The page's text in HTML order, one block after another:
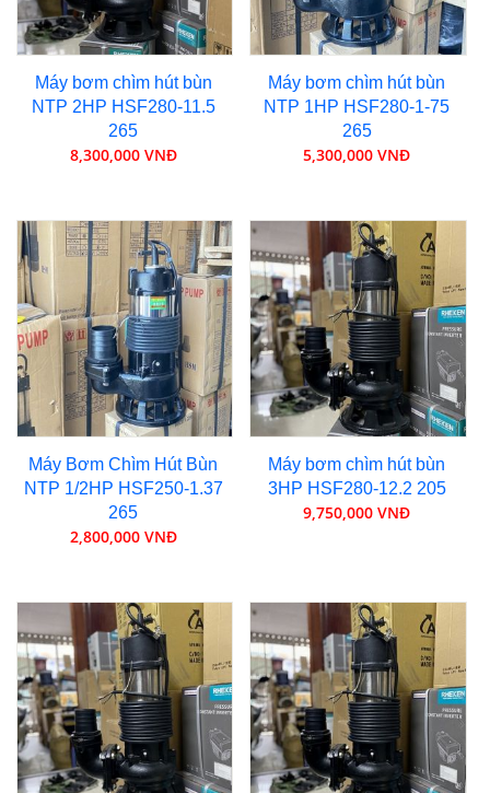
Máy bơm chìm hút bùn
NTP 2HP HSF280-11.5
265
8,300,000 VNĐ
Máy bơm chìm hút bùn
NTP 1HP HSF280-1-75
265
5,300,000 VNĐ
Máy Bơm Chìm Hút Bùn
NTP 1/2HP HSF250-1.37
265
2,800,000 VNĐ
Máy bơm chìm hút bùn
3HP HSF280-12.2 205
9,750,000 VNĐ